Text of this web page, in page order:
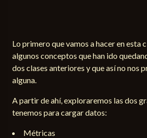
Lo primero que vamos a hacer en esta
algunos conceptos que han ido
dos clases anteriores y que así no nos
alguna.
A partir de ahí, exploraremos las dos
tenemos para cargar datos:
Métricas